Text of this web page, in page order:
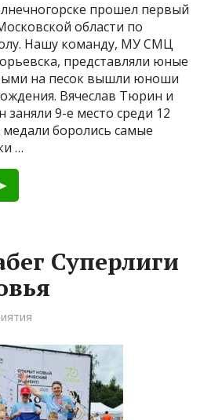
прошел первый
области по
Нашу команду, МУ СМЦ
представляли юные
на песок вышли юноши
Вячеслав Тюрин и
9-е место среди 12
боролись самые
…
Суперлиги